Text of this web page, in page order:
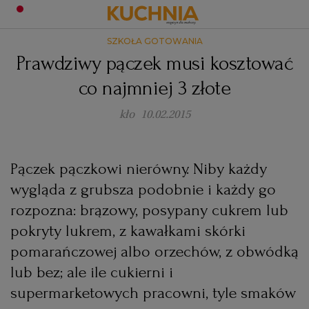
ŚNIADANIA
KOLACJE
DESERY
ZUPY
CIASTA
OKAZJE
BOŻE NARODZENIE
KARNAWAŁ
WIELKANOC
WALENTYNKI
KUCHNIA WŁOSKA
KUCHNIA BRYTYJSKA
KUCHNIA AFRYKAŃSKA
KUCHNIA JAPOŃSKA
DANIA SEZONOWE
PORADY
SZKOŁA GOTOWANIA
PORADY
ZDROWA DIETA
DIETA
DO POCZYTANIA
SZKOŁA GOTOWANIA
Prawdziwy pączek musi kosztować
co najmniej 3 złote
kło 10.02.2015
Pączek pączkowi nierówny. Niby każdy
wygląda z grubsza podobnie i każdy go
rozpozna: brązowy, posypany cukrem lub
pokryty lukrem, z kawałkami skórki
pomarańczowej albo orzechów, z obwódką
lub bez; ale ile cukierni i
supermarketowych pracowni, tyle smaków